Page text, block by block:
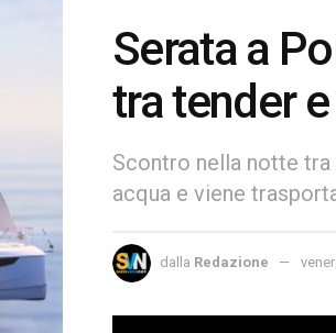
Serata a
tra tender
Scontro nella notte
acqua e viene
dalla Redazione